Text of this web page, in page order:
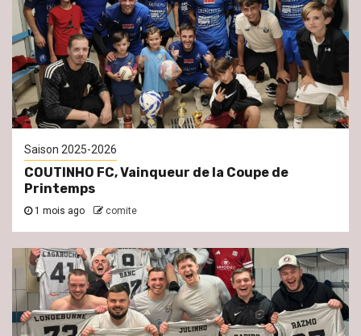
Saison 2025-2026
COUTINHO FC, Vainqueur de la Coupe de
Printemps
1 mois ago comite